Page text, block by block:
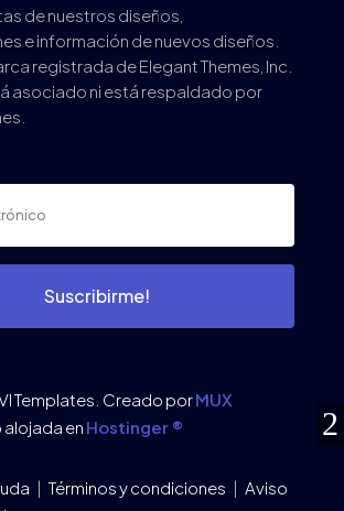
de nuestros diseños,
e información de nuevos diseños.
registrada de Elegant Themes, Inc.
asociado ni está respaldado por
Suscribirme!
Templates. Creado porMUX
alojada en Hostinger ®
| Términos y condiciones | Aviso